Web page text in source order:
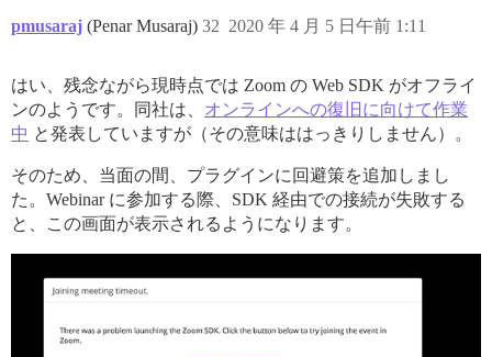
pmusaraj (Penar Musaraj) 2020 年 4 月 5 日午前 1:11
32
はい、残念ながら現時点では Zoom の Web SDK がオフライ
ンのようです。同社は、 オンラインへの復旧に向けて作業
中 と発表していますが（その意味ははっきりしません）。
そのため、当面の間、プラグインに回避策を追加しまし
た。Webinar に参加する際、SDK 経由での接続が失敗する
と、この画面が表示されるようになります。